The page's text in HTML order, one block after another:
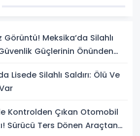
Görüntü! Meksika’da Silahlı
Güçlerinin Önünden
Lisede Silahlı Saldırı: Ölü Ve
Kontrolden Çıkan Otomobil
Sürücü Ters Dönen Araçtan